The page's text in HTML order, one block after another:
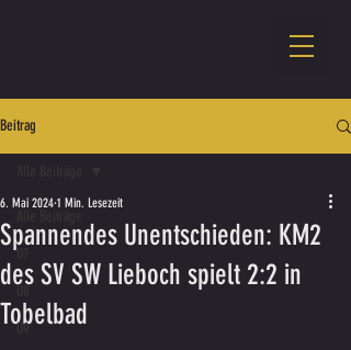
Beitrag
U8
U9
Spannendes Unentschieden: KM2
des SV SW Lieboch spielt 2:2 in
Tobelbad
6. Mai 2024 1 Min. Lesezeit